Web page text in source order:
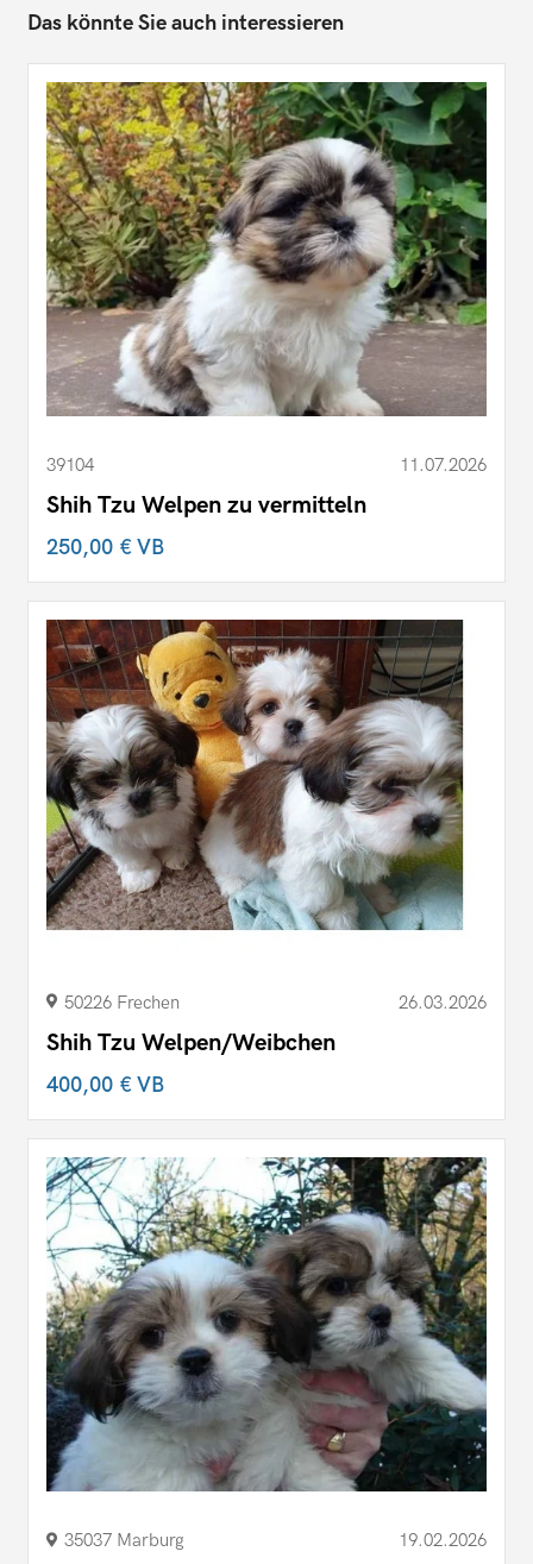
Das könnte Sie auch interessieren
39104 11.07.2026
Shih Tzu Welpen zu vermitteln
250,00 €VB
50226 Frechen 26.03.2026
Shih Tzu Welpen/Weibchen
400,00 €VB
35037 Marburg 19.02.2026